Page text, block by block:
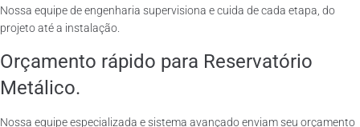
Nossa equipe de engenharia supervisiona e cuida de cada etapa, do
projeto até a instalação.
Orçamento rápido para Reservatório
Metálico.
Nossa equipe especializada e sistema avançado enviam seu orçamento